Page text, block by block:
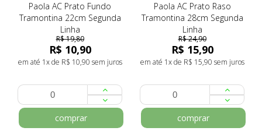
Paola AC Prato Fundo
Tramontina 22cm Segunda
Linha
R$ 19,80
R$ 10,90
em até 1x de R$ 10,90 sem juros
comprar
Paola AC Prato Raso
Tramontina 28cm Segunda
Linha
R$ 24,90
R$ 15,90
em até 1x de R$ 15,90 sem juros
comprar